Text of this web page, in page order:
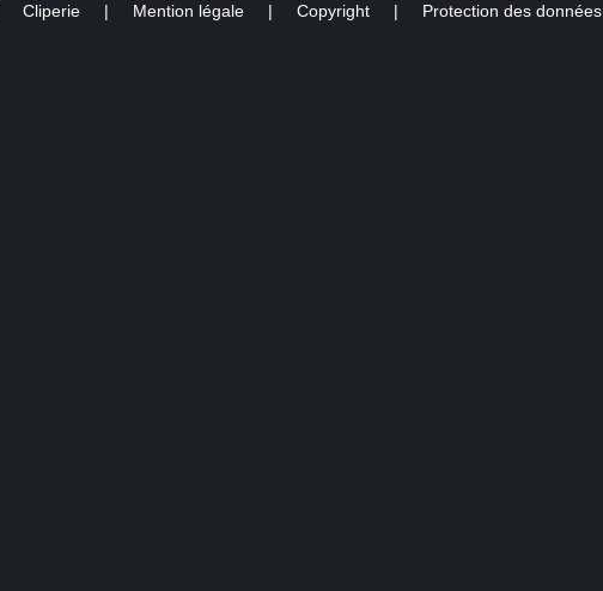
Cliperie | Mention légale | Copyright | Protection des données